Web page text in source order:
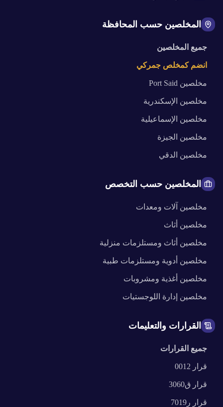
المخلصين حسب المحافظة
جميع المخلصين
انضم كمخلص جمركي
مخلصين Port Said
مخلصين الإسكندرية
مخلصين الإسماعيلية
مخلصين الجيزة
مخلصين الدقي
المخلصين حسب التخصص
مخلصين آلات ومعدات
مخلصين أثاث
مخلصين أثاث ومستلزمات منزلية
مخلصين أدوية ومستلزمات طبية
مخلصين أغذية ومشروبات
مخلصين إدارة اللوجستيات
القرارات والتعليمات
جميع القرارات
قرار 0012
قرار ق3060
قرار ر7019